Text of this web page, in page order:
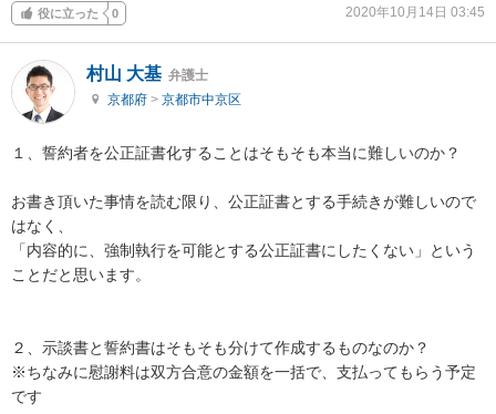
役に立った 0 2020年10月14日 03:45
村山 大基 弁護士
京都府 > 京都市中京区
１、誓約者を公正証書化することはそもそも本当に難しいのか？
お書き頂いた事情を読む限り、公正証書とする手続きが難しいので
はなく、
「内容的に、強制執行を可能とする公正証書にしたくない」という
ことだと思います。
２、示談書と誓約書はそもそも分けて作成するものなのか？
※ちなみに慰謝料は双方合意の金額を一括で、支払ってもらう予定
です